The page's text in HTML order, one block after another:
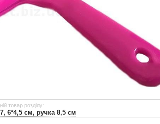
товар розділу:
6*4,5 см, ручка 8,5 см